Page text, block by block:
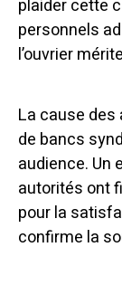
plaider cette
personnels
l’ouvrier
La cause
de bancs
audience. Un
autorités ont
pour la
confirme la